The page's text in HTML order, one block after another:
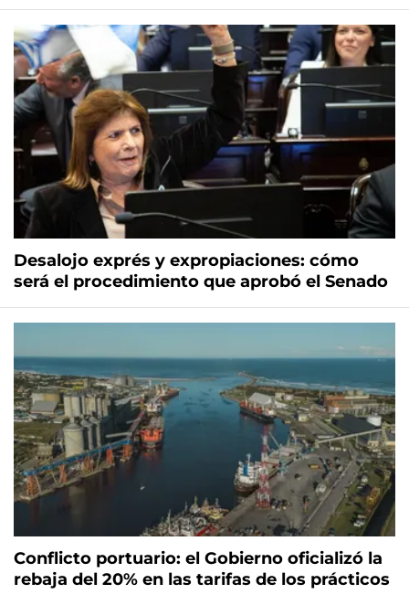
Desalojo exprés y expropiaciones: cómo
será el procedimiento que aprobó el Senado
Conflicto portuario: el Gobierno oficializó la
rebaja del 20% en las tarifas de los prácticos